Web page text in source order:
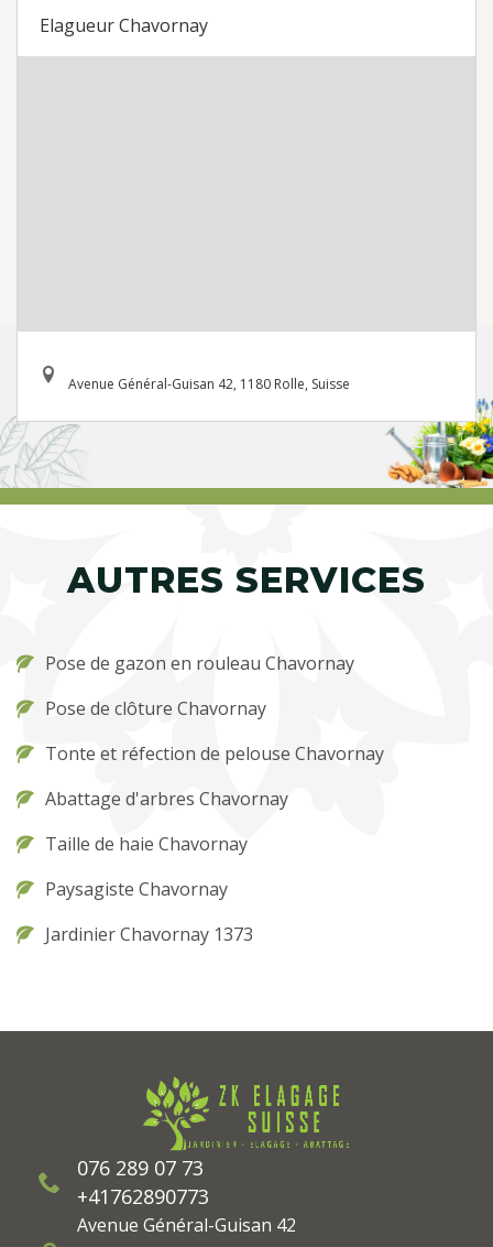
Elagueur Chavornay
Avenue Général-Guisan 42, 1180 Rolle, Suisse
AUTRES SERVICES
Pose de gazon en rouleau Chavornay
Pose de clôture Chavornay
Tonte et réfection de pelouse Chavornay
Abattage d'arbres Chavornay
Taille de haie Chavornay
Paysagiste Chavornay
Jardinier Chavornay 1373
076 289 07 73
+41762890773
Avenue Général-Guisan 42